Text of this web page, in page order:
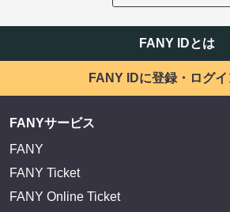
FANY IDとは
FANY IDに登録・ログ
FANYサービス
FANY
FANY Ticket
FANY Online Ticket